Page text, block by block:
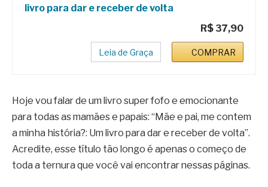
livro para dar e receber de volta
R$ 37,90
Leia de Graça COMPRAR
Hoje vou falar de um livro super fofo e emocionante
para todas as mamães e papais: “Mãe e pai, me contem
a minha história?: Um livro para dar e receber de volta”.
Acredite, esse título tão longo é apenas o começo de
toda a ternura que você vai encontrar nessas páginas.